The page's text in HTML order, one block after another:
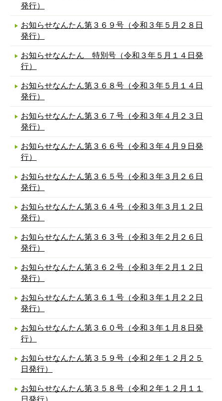
発行）
お知らせなんたん第３６９号（令和３年５月２８日
発行）
お知らせなんたん 特別号（令和３年５月１４日発
行）
お知らせなんたん第３６８号（令和３年５月１４日
発行）
お知らせなんたん第３６７号（令和３年４月２３日
発行）
お知らせなんたん第３６６号（令和３年４月９日発
行）
お知らせなんたん第３６５号（令和３年３月２６日
発行）
お知らせなんたん第３６４号（令和３年３月１２日
発行）
お知らせなんたん第３６３号（令和３年２月２６日
発行）
お知らせなんたん第３６２号（令和３年２月１２日
発行）
お知らせなんたん第３６１号（令和３年１月２２日
発行）
お知らせなんたん第３６０号（令和３年１月８日発
行）
お知らせなんたん第３５９号（令和２年１２月２５
日発行）
お知らせなんたん第３５８号（令和２年１２月１１